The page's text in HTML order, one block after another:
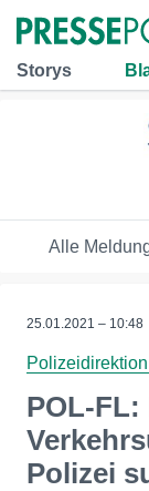
Storys
Alle
25.01.2021 – 10:48
POL-
Polizei